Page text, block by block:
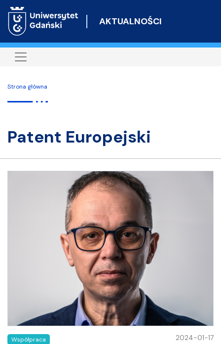
do
AKTUALNOŚCI
Strona główna
Patent Europejski
Współpraca 2024-01-17